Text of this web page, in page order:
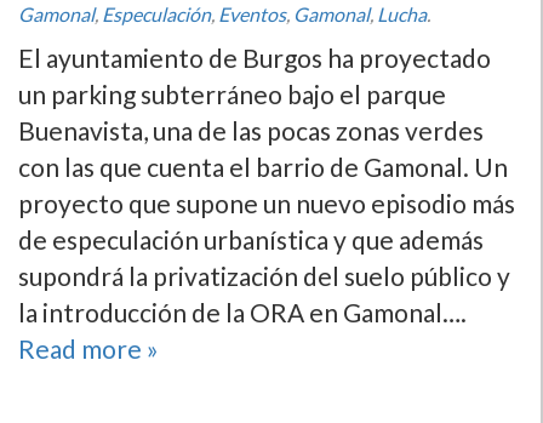
Gamonal, Especulación, Eventos, Gamonal, Lucha.
El ayuntamiento de Burgos ha proyectado
un parking subterráneo bajo el parque
Buenavista, una de las pocas zonas verdes
con las que cuenta el barrio de Gamonal. Un
proyecto que supone un nuevo episodio más
de especulación urbanística y que además
supondrá la privatización del suelo público y
la introducción de la ORA en Gamonal….
Read more »